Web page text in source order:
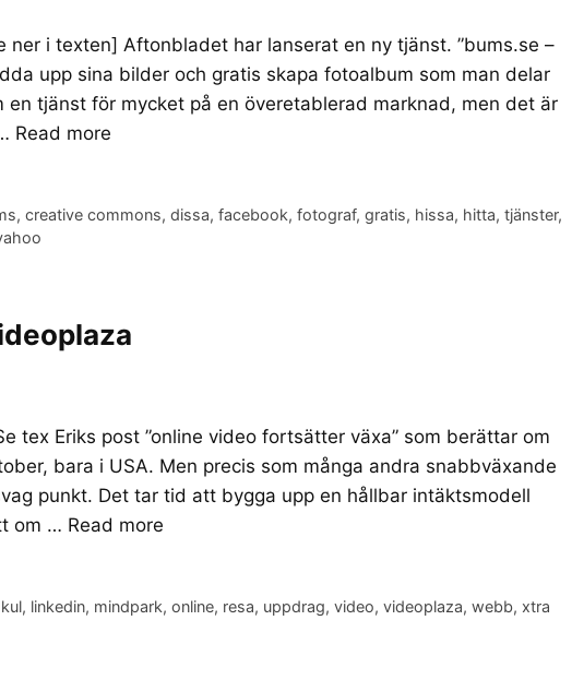
ner i texten] Aftonbladet har lanserat en ny tjänst. ”bums.se –
upp sina bilder och gratis skapa fotoalbum som man delar
en tjänst för mycket på en överetablerad marknad, men det är
Read more
,creative commons,dissa,facebook,fotograf,gratis, hissa, hitta,tjänster,
tex Eriks post ”online video fortsätter växa” som berättar om
bara i USA. Men precis som många andra snabbväxande
punkt. Det tar tid att bygga upp en hållbar intäktsmodell
om … Read more
kul, linkedin, mindpark,online, resa, uppdrag,video,videoplaza,webb, xtra